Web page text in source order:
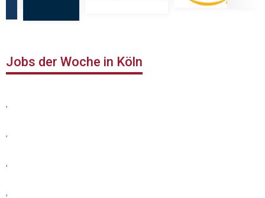
Jobs der Woche in Köln
,
,
,
,